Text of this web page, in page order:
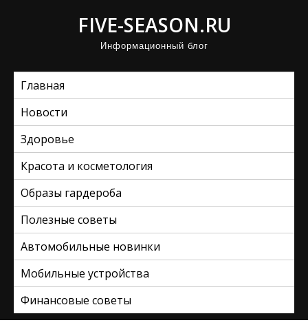
и
FIVE-SEASON.RU
Информационный блог
Главная
Новости
Здоровье
Красота и косметология
Образы гардероба
Полезные советы
Автомобильные новинки
Мобильные устройства
Финансовые советы